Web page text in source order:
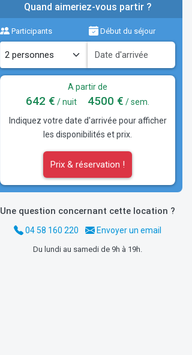
Quand aimeriez-vous partir ?
Participants Début du séjour
A partir de
642 € / nuit 4500 € / sem.
Indiquez votre date d'arrivée pour afficher
les disponibilités et prix.
Prix & réservation !
Une question concernant cette location ?
04 58 160 220 Envoyer un email
Du lundi au samedi de 9h à 19h.